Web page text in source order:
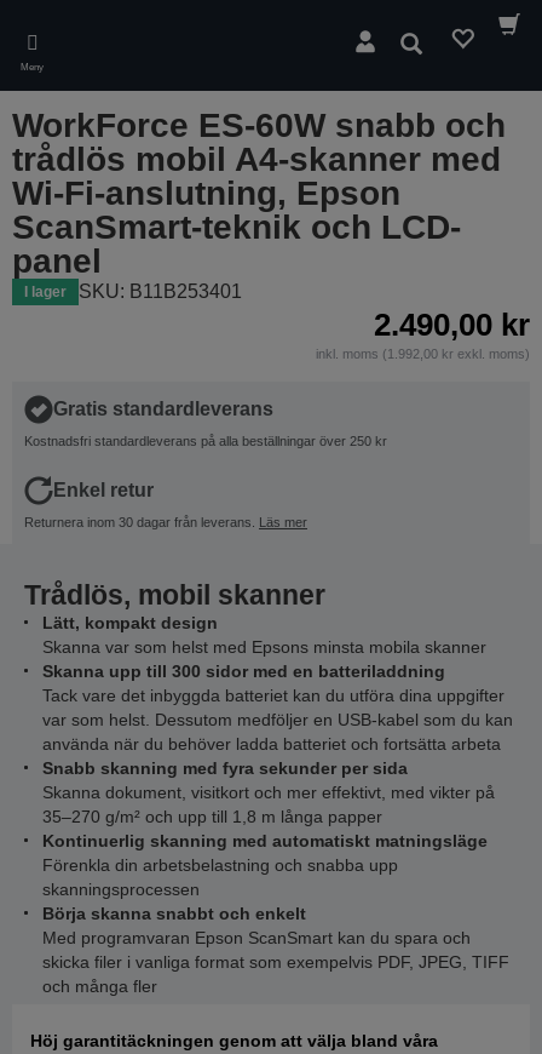
main
content
Meny
Sök
WorkForce ES-60W snabb och
trådlös mobil A4-skanner med
Wi-Fi-anslutning, Epson
ScanSmart-teknik och LCD-
panel
I lager SKU: B11B253401
2.490,00 kr
inkl. moms (1.992,00 kr exkl. moms)
Gratis standardleverans
Kostnadsfri standardleverans på alla beställningar över 250 kr
Enkel retur
Returnera inom 30 dagar från leverans. Läs mer
Trådlös, mobil skanner
Lätt, kompakt design
Skanna var som helst med Epsons minsta mobila skanner
Skanna upp till 300 sidor med en batteriladdning
Tack vare det inbyggda batteriet kan du utföra dina uppgifter
var som helst. Dessutom medföljer en USB-kabel som du kan
använda när du behöver ladda batteriet och fortsätta arbeta
Snabb skanning med fyra sekunder per sida
Skanna dokument, visitkort och mer effektivt, med vikter på
35–270 g/m² och upp till 1,8 m långa papper
Kontinuerlig skanning med automatiskt matningsläge
Förenkla din arbetsbelastning och snabba upp
skanningsprocessen
Börja skanna snabbt och enkelt
Med programvaran Epson ScanSmart kan du spara och
skicka filer i vanliga format som exempelvis PDF, JPEG, TIFF
och många fler
Höj garantitäckningen genom att välja bland våra